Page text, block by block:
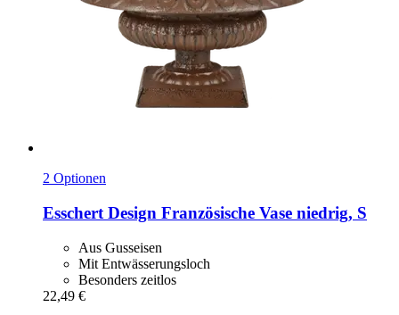
2 Optionen
Esschert Design Französische Vase niedrig, S
Aus Gusseisen
Mit Entwässerungsloch
Besonders zeitlos
22,49 €